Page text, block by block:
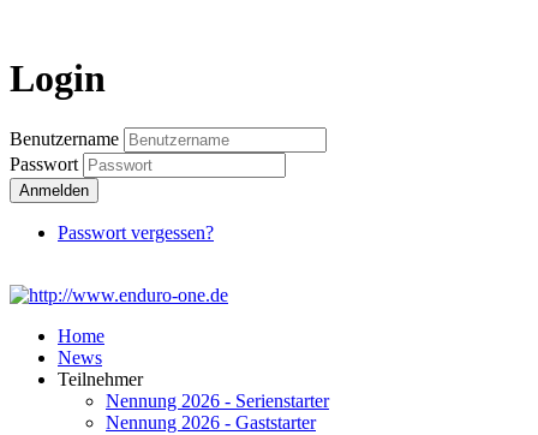
Login
Benutzername
Passwort
Anmelden
Passwort vergessen?
Home
News
Teilnehmer
Nennung 2026 - Serienstarter
Nennung 2026 - Gaststarter